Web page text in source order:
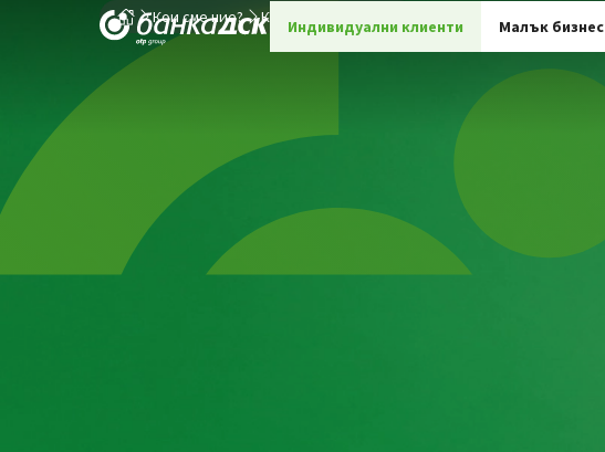
Индивидуални клиенти Малък бизнес
Кои сме ние? Конкретна кариера